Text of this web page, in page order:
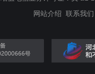
网站介绍 联系我们